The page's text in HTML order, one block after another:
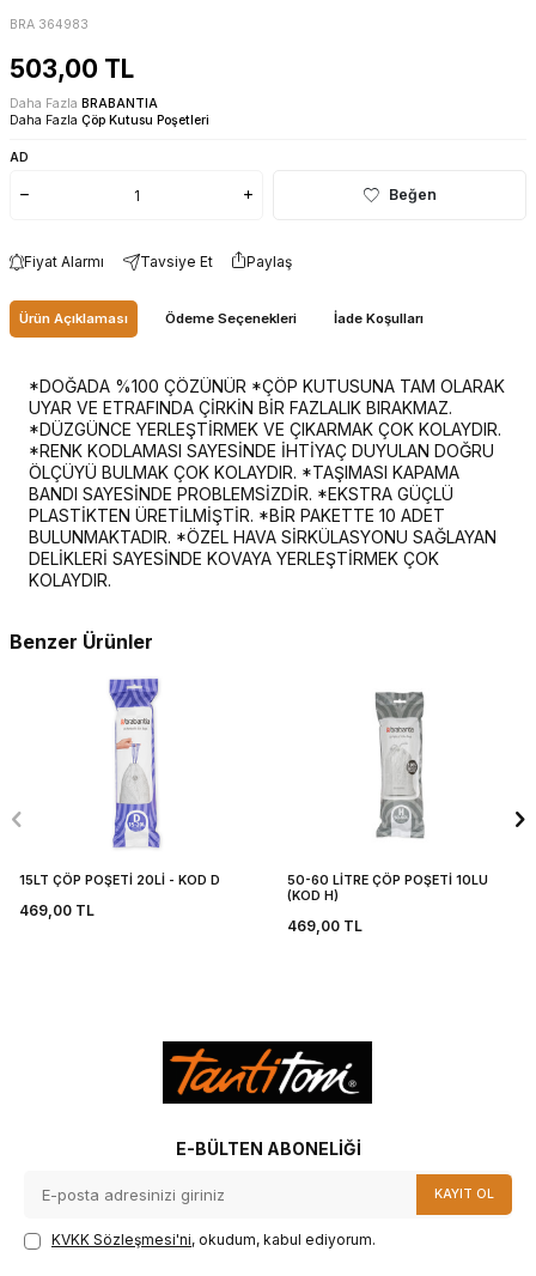
BRA 364983
503,00 TL
Daha Fazla BRABANTIA
Daha Fazla Çöp Kutusu Poşetleri
AD
Beğen
Fiyat Alarmı Tavsiye Et Paylaş
Ürün Açıklaması Ödeme Seçenekleri İade Koşulları
*DOĞADA %100 ÇÖZÜNÜR *ÇÖP KUTUSUNA TAM OLARAK
UYAR VE ETRAFINDA ÇİRKİN BİR FAZLALIK BIRAKMAZ.
*DÜZGÜNCE YERLEŞTİRMEK VE ÇIKARMAK ÇOK KOLAYDIR.
*RENK KODLAMASI SAYESİNDE İHTİYAÇ DUYULAN DOĞRU
ÖLÇÜYÜ BULMAK ÇOK KOLAYDIR. *TAŞIMASI KAPAMA
BANDI SAYESİNDE PROBLEMSİZDİR. *EKSTRA GÜÇLÜ
PLASTİKTEN ÜRETİLMİŞTİR. *BİR PAKETTE 10 ADET
BULUNMAKTADIR. *ÖZEL HAVA SİRKÜLASYONU SAĞLAYAN
DELİKLERİ SAYESİNDE KOVAYA YERLEŞTİRMEK ÇOK
KOLAYDIR.
Benzer Ürünler
15LT ÇÖP POŞETİ 20Lİ - KOD D
469,00 TL
50-60 LİTRE ÇÖP POŞETİ 10LU
(KOD H)
469,00TL
E-BÜLTEN ABONELIĞI
KAYIT OL
KVKK Sözleşmesi'ni, okudum, kabul ediyorum.